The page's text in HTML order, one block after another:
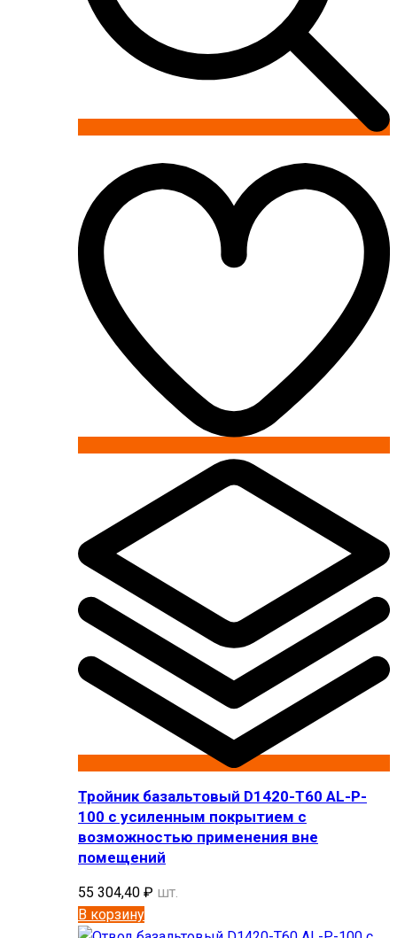
Тройник базальтовый D1420-T60 AL-P-
100 с усиленным покрытием с
возможностью применения вне
помещений
55 304,40 ₽ шт.
В корзину